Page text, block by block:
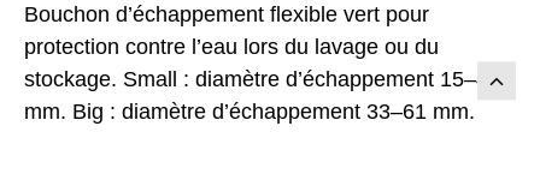
Bouchon d’échappement flexible vert pour
protection contre l’eau lors du lavage ou du
stockage. Small : diamètre d’échappement 15–40
mm. Big : diamètre d’échappement 33–61 mm.